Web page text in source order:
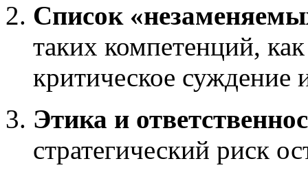
Список
таких компетенций,
критическое суждение
Этика и
стратегический риск